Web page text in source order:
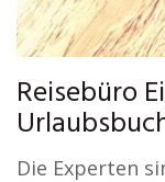
Reisebüro
Die Experten